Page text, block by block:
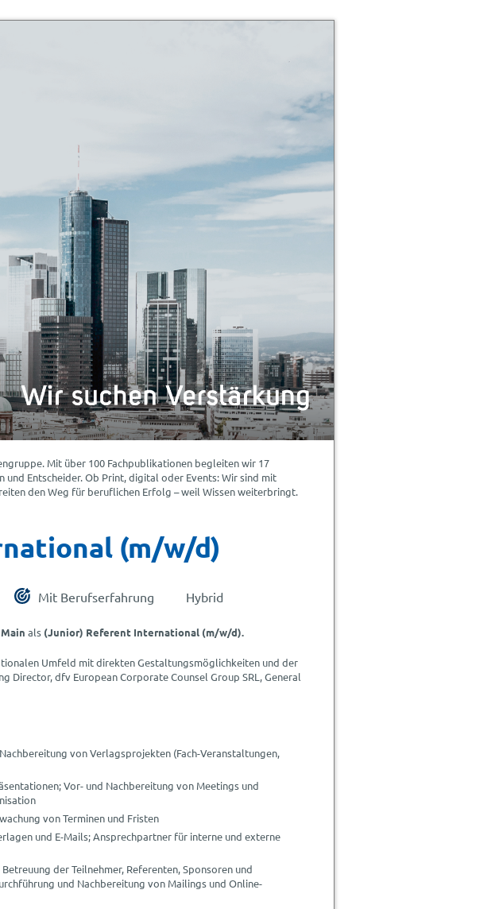
Mit über 100 Fachpublikationen begleiten wir 17
Entscheider. Ob Print, digital oder Events: Wir sind mit
den Weg für beruflichen Erfolg – weil Wissen weiterbringt.
(m/w/d)
Mit Berufserfahrung Hybrid
als (Junior) Referent International (m/w/d).
Umfeld mit direkten Gestaltungsmöglichkeiten und der
Director, dfv European Corporate Counsel Group SRL, General
von Verlagsprojekten (Fach-Veranstaltungen,
Vor- und Nachbereitung von Meetings und
von Terminen und Fristen
und E-Mails; Ansprechpartner für interne und externe
der Teilnehmer, Referenten, Sponsoren und
und Nachbereitung von Mailings und Online-